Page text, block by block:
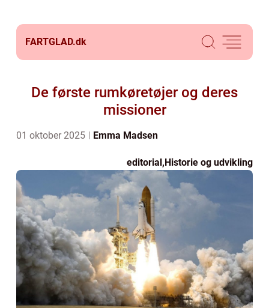
FARTGLAD.dk
De første rumkøretøjer og deres
missioner
01 oktober 2025 Emma Madsen
editorial,Historie og udvikling